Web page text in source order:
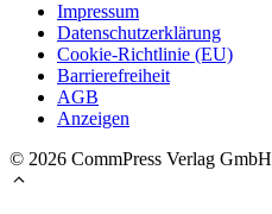
Impressum
Datenschutzerklärung
Cookie-Richtlinie (EU)
Barrierefreiheit
AGB
Anzeigen
© 2026 CommPress Verlag GmbH